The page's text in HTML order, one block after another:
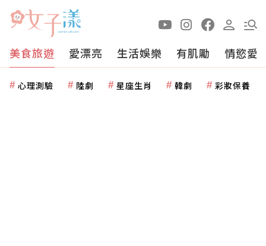
美食旅遊 愛漂亮 生活娛樂 有肌勵 情慾愛
心理測驗 陸劇 星座生肖 韓劇 彩妝保養